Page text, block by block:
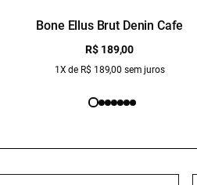
Bone Ellus Brut Denin Cafe
R$ 189,00
1X de R$ 189,00 sem juros